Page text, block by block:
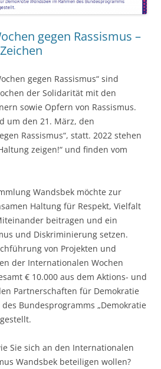
gegen Rassismus –
gegen Rassismus“ sind
der Solidarität mit den
sowie Opfern von Rassismus.
um den 21. März, den
Rassismus“, statt. 2022 stehen
zeigen!“ und finden vom
Wandsbek möchte zur
Haltung für Respekt, Vielfalt
beitragen und ein
und Diskriminierung setzen.
von Projekten und
der Internationalen Wochen
€ 10.000 aus dem Aktions- und
Partnerschaften für Demokratie
Bundesprogramms „Demokratie
Sie sich an den Internationalen
Wandsbek beteiligen wollen?